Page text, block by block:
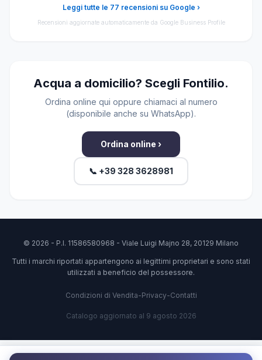
Leggi tutte le 77 recensioni su Google ›
Recensioni aggiornate automaticamente da Google Business Profile
Acqua a domicilio? Scegli Fontilio.
Ordina online qui oppure chiamaci al numero
(disponibile anche su WhatsApp).
Ordina online ›
📞 +39 328 3628981
© 2026 - P.I. 11586580968 - Viale Luigi Majno 28, 20129 Milano
Tutti i marchi riportati appartengono ai legittimi proprietari e sono stati
utilizzati a beneficio del possessore.
Condizioni di Vendita-Privacy-Contatti
Catalogo aggiornato al 9 agosto 2026